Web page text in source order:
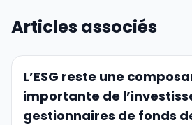
Articles associés
L’ESG reste une
importante de
gestionnaires de fonds